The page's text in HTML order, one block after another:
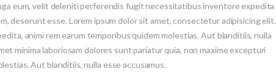
eum, velit deleniti perferendis fugit necessitatibus inventore expedita
deserunt esse. Lorem ipsum dolor sit amet, consectetur adipisicing elit.
animi rem earum temporibus quidem molestias. Aut blanditiis, nulla
minima laboriosam dolores sunt pariatur quia, non maxime excepturi
Aut blanditiis, nulla esse accusamus.